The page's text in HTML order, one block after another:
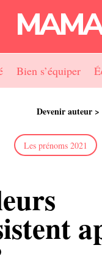
Bien s’équiper
Devenir auteur >
Les prénoms 2021